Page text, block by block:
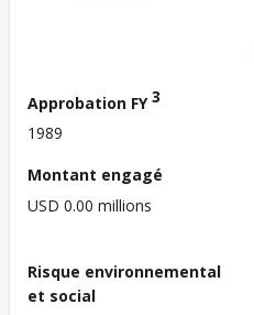
Approbation FY3
1989
Montant engagé
USD 0.00 millions
Risque environnemental
et social